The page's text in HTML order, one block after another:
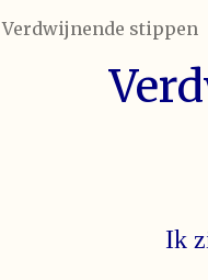
Verdwijnende stippen
Ik